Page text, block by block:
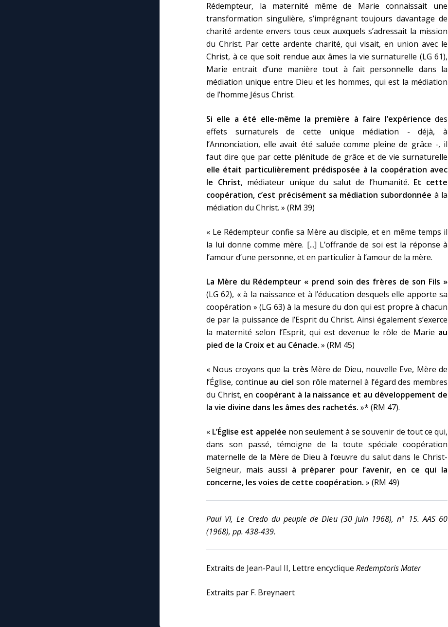
Rédempteur, la maternité même de Marie connaissait une
transformation singulière, s’imprégnant toujours davantage de
charité ardente envers tous ceux auxquels s’adressait la mission
du Christ. Par cette ardente charité, qui visait, en union avec le
Christ, à ce que soit rendue aux âmes la vie surnaturelle (LG 61),
Marie entrait d’une manière tout à fait personnelle dans la
médiation unique entre Dieu et les hommes, qui est la médiation
de l’homme Jésus Christ.
Si elle a été elle-même la première à faire l’expérience des
effets surnaturels de cette unique médiation - déjà, à
l’Annonciation, elle avait été saluée comme pleine de grâce -, il
faut dire que par cette plénitude de grâce et de vie surnaturelle
elle était particulièrement prédisposée à la coopération avec
le Christ, médiateur unique du salut de l’humanité. Et cette
coopération, c’est précisément sa médiation subordonnée à la
médiation du Christ. » (RM 39)
« Le Rédempteur confie sa Mère au disciple, et en même temps il
la lui donne comme mère. [...] L’offrande de soi est la réponse à
l’amour d’une personne, et en particulier à l’amour de la mère.
La Mère du Rédempteur « prend soin des frères de son Fils »
(LG 62), « à la naissance et à l’éducation desquels elle apporte sa
coopération » (LG 63) à la mesure du don qui est propre à chacun
de par la puissance de l’Esprit du Christ. Ainsi également s’exerce
la maternité selon l’Esprit, qui est devenue le rôle de Marie au
pied de la Croix et au Cénacle. » (RM 45)
« Nous croyons que la très Mère de Dieu, nouvelle Eve, Mère de
l’Église, continue au ciel son rôle maternel à l’égard des membres
du Christ, en coopérant à la naissance et au développement de
la vie divine dans les âmes des rachetés. »* (RM 47).
« L’Église est appelée non seulement à se souvenir de tout ce qui,
dans son passé, témoigne de la toute spéciale coopération
maternelle de la Mère de Dieu à l’œuvre du salut dans le Christ-
Seigneur, mais aussi à préparer pour l’avenir, en ce qui la
concerne, les voies de cette coopération. » (RM 49)
Paul VI, Le Credo du peuple de Dieu (30 juin 1968), n° 15. AAS 60
(1968), pp. 438-439.
Extraits de Jean-Paul II, Lettre encyclique Redemptoris Mater
Extraits par F. Breynaert